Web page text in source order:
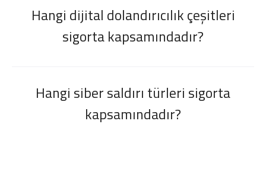
Hangi dijital dolandırıcılık çeşitleri
sigorta kapsamındadır?
Hangi siber saldırı türleri sigorta
kapsamındadır?